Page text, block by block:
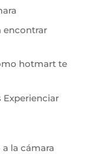
encontrar
hotmart te
la cámara